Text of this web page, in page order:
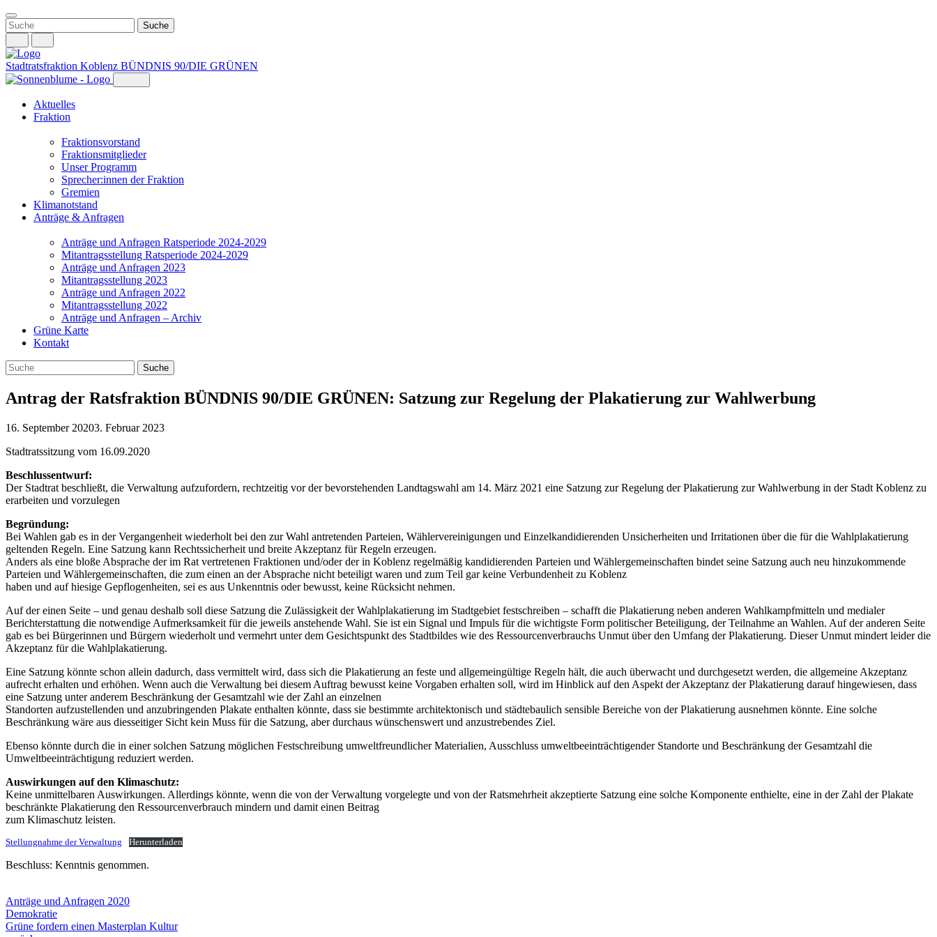
Weiter
zum
Inhalt
Stadtratsfraktion Koblenz BÜNDNIS 90/DIE GRÜNEN
Aktuelles
Fraktion
Fraktionsvorstand
Fraktionsmitglieder
Unser Programm
Sprecher:innen der Fraktion
Gremien
Klimanotstand
Anträge & Anfragen
Anträge und Anfragen Ratsperiode 2024-2029
Mitantragsstellung Ratsperiode 2024-2029
Anträge und Anfragen 2023
Mitantragsstellung 2023
Anträge und Anfragen 2022
Mitantragsstellung 2022
Anträge und Anfragen – Archiv
Grüne Karte
Kontakt
Antrag der Ratsfraktion BÜNDNIS 90/DIE GRÜNEN: Satzung zur Regelung der Plakatierung zur Wahlwerbung
16. September 20203. Februar 2023
Stadtratssitzung vom 16.09.2020
Beschlussentwurf:
Der Stadtrat beschließt, die Verwaltung aufzufordern, rechtzeitig vor der bevorstehenden Landtagswahl am 14. März 2021 eine Satzung zur Regelung der Plakatierung zur Wahlwerbung in der Stadt Koblenz zu
erarbeiten und vorzulegen
Begründung:
Bei Wahlen gab es in der Vergangenheit wiederholt bei den zur Wahl antretenden Parteien, Wählervereinigungen und Einzelkandidierenden Unsicherheiten und Irritationen über die für die Wahlplakatierung
geltenden Regeln. Eine Satzung kann Rechtssicherheit und breite Akzeptanz für Regeln erzeugen.
Anders als eine bloße Absprache der im Rat vertretenen Fraktionen und/oder der in Koblenz regelmäßig kandidierenden Parteien und Wählergemeinschaften bindet seine Satzung auch neu hinzukommende
Parteien und Wählergemeinschaften, die zum einen an der Absprache nicht beteiligt waren und zum Teil gar keine Verbundenheit zu Koblenz
haben und auf hiesige Gepflogenheiten, sei es aus Unkenntnis oder bewusst, keine Rücksicht nehmen.
Auf der einen Seite – und genau deshalb soll diese Satzung die Zulässigkeit der Wahlplakatierung im Stadtgebiet festschreiben – schafft die Plakatierung neben anderen Wahlkampfmitteln und medialer
Berichterstattung die notwendige Aufmerksamkeit für die jeweils anstehende Wahl. Sie ist ein Signal und Impuls für die wichtigste Form politischer Beteiligung, der Teilnahme an Wahlen. Auf der anderen Seite
gab es bei Bürgerinnen und Bürgern wiederholt und vermehrt unter dem Gesichtspunkt des Stadtbildes wie des Ressourcenverbrauchs Unmut über den Umfang der Plakatierung. Dieser Unmut mindert leider die
Akzeptanz für die Wahlplakatierung.
Eine Satzung könnte schon allein dadurch, dass vermittelt wird, dass sich die Plakatierung an feste und allgemeingültige Regeln hält, die auch überwacht und durchgesetzt werden, die allgemeine Akzeptanz
aufrecht erhalten und erhöhen. Wenn auch die Verwaltung bei diesem Auftrag bewusst keine Vorgaben erhalten soll, wird im Hinblick auf den Aspekt der Akzeptanz der Plakatierung darauf hingewiesen, dass
eine Satzung unter anderem Beschränkung der Gesamtzahl wie der Zahl an einzelnen
Standorten aufzustellenden und anzubringenden Plakate enthalten könnte, dass sie bestimmte architektonisch und städtebaulich sensible Bereiche von der Plakatierung ausnehmen könnte. Eine solche
Beschränkung wäre aus diesseitiger Sicht kein Muss für die Satzung, aber durchaus wünschenswert und anzustrebendes Ziel.
Ebenso könnte durch die in einer solchen Satzung möglichen Festschreibung umweltfreundlicher Materialien, Ausschluss umweltbeeinträchtigender Standorte und Beschränkung der Gesamtzahl die
Umweltbeeinträchtigung reduziert werden.
Auswirkungen auf den Klimaschutz:
Keine unmittelbaren Auswirkungen. Allerdings könnte, wenn die von der Verwaltung vorgelegte und von der Ratsmehrheit akzeptierte Satzung eine solche Komponente enthielte, eine in der Zahl der Plakate
beschränkte Plakatierung den Ressourcenverbrauch mindern und damit einen Beitrag
zum Klimaschutz leisten.
Stellungnahme der Verwaltung Herunterladen
Beschluss: Kenntnis genommen.
Anträge und Anfragen 2020
Demokratie
Grüne fordern einen Masterplan Kultur